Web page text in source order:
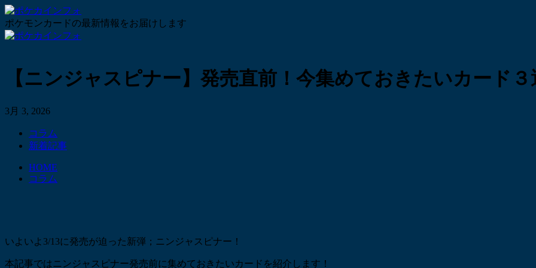
ポケモンカードの最新情報をお届けします
【ニンジャスピナー】発売直前！今集めておきたいカード
3月 3, 2026
コラム
新着記事
HOME
コラム
いよいよ3/13に発売が迫った新弾；ニンジャスピナー！
本記事ではニンジャスピナー発売前に集めておきたいカードを紹介します！